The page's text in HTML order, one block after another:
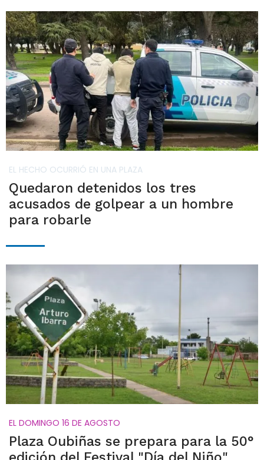
EL HECHO OCURRIÓ EN UNA PLAZA
Quedaron detenidos los tres
acusados de golpear a un hombre
para robarle
EL DOMINGO 16 DE AGOSTO
Plaza Oubiñas se prepara para la 50°